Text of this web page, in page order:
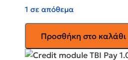
1 σε απόθεμα
Κουζίνα
72lt
Προσθήκη στο καλάθι